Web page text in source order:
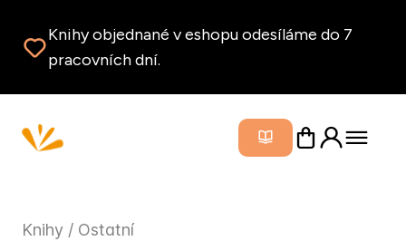
Knihy objednané v eshopu odesíláme do 7
pracovních dní.
Zavřít
Knihy / Ostatní